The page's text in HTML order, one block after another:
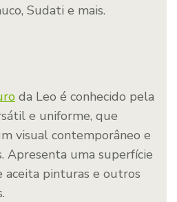
Sudati e mais.
da Leo é conhecido pela
e uniforme, que
visual contemporâneo e
Apresenta uma superfície
aceita pinturas e outros